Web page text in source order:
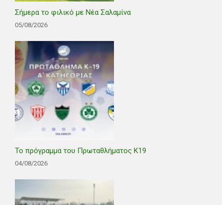
Σήμερα το φιλικό με Νέα Σαλαμίνα
05/08/2026
Το πρόγραμμα του Πρωταθλήματος Κ19
04/08/2026